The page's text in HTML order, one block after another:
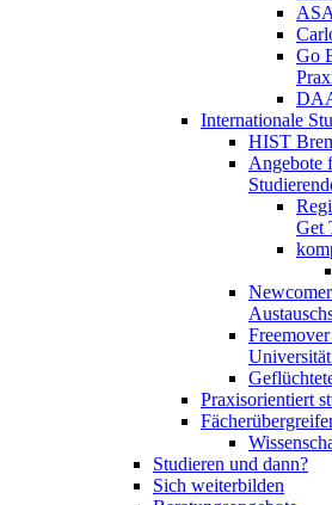
Go
Internationale
HIST
Angebote
Get
Praxisorientiert
Studieren und dann?
Sich weiterbilden